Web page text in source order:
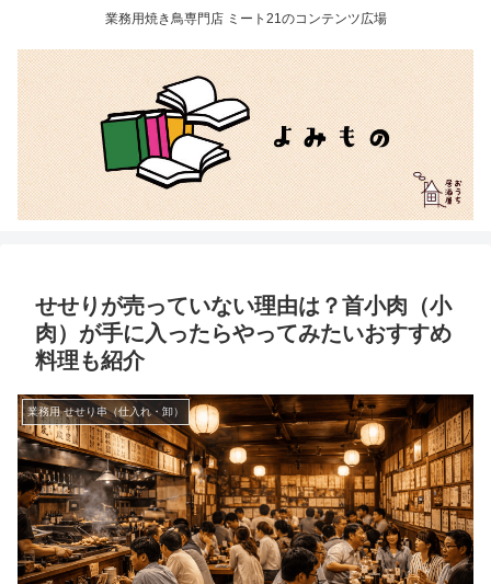
業務用焼き鳥専門店 ミート21のコンテンツ広場
せせりが売っていない理由は？首小肉（小
肉）が手に入ったらやってみたいおすすめ
料理も紹介
業務用 せせり串（仕入れ・卸）